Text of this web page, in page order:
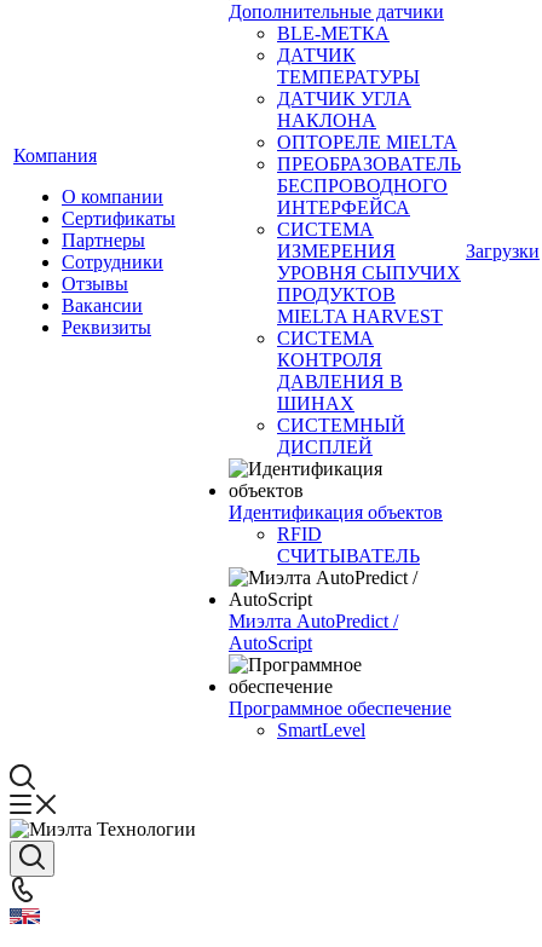
Компания
О компании
Сертификаты
Партнеры
Сотрудники
Отзывы
Вакансии
Реквизиты
Дополнительные датчики
BLE-МЕТКА
ДАТЧИК
ТЕМПЕРАТУРЫ
ДАТЧИК УГЛА
НАКЛОНА
ОПТОРЕЛЕ MIELTA
ПРЕОБРАЗОВАТЕЛЬ
БЕСПРОВОДНОГО
ИНТЕРФЕЙСА
СИСТЕМА
ИЗМЕРЕНИЯ
УРОВНЯ СЫПУЧИХ
ПРОДУКТОВ
MIELTA HARVEST
СИСТЕМА
КОНТРОЛЯ
ДАВЛЕНИЯ В
ШИНАХ
СИСТЕМНЫЙ
ДИСПЛЕЙ
Идентификация объектов
RFID
СЧИТЫВАТЕЛЬ
Миэлта AutoPredict /
AutoScript
Программное обеспечение
SmartLevel
Загрузки